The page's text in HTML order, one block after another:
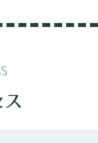
S
ス